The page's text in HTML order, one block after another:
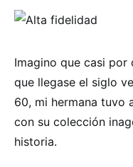
Imagino que casi
que llegase el siglo
60, mi hermana tuvo
con su colección
historia.